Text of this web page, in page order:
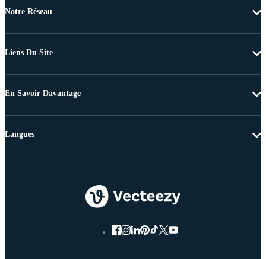
Notre Réseau
Liens Du Site
En Savoir Davantage
Langues